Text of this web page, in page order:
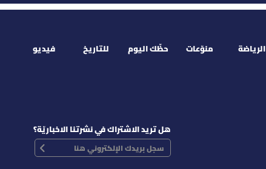
الرياضة منوّعات حظّك اليوم للتاريخ فيديو
هل تريد الاشتراك في نشرتنا الاخباريّة؟